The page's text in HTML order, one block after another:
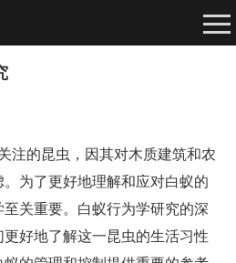
的昆虫，因其对木质建筑和农
为了更好地理解和应对白蚁的
关重要。白蚁行为学研究的深
好地了解这一昆虫的生活习性